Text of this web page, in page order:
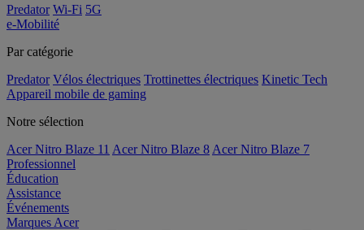
Predator Wi-Fi 5G
e-Mobilité
Par catégorie
Predator Vélos électriques Trottinettes électriques Kinetic Tech
Appareil mobile de gaming
Notre sélection
Acer Nitro Blaze 11 Acer Nitro Blaze 8 Acer Nitro Blaze 7
Professionnel
Éducation
Assistance
Événements
Marques Acer